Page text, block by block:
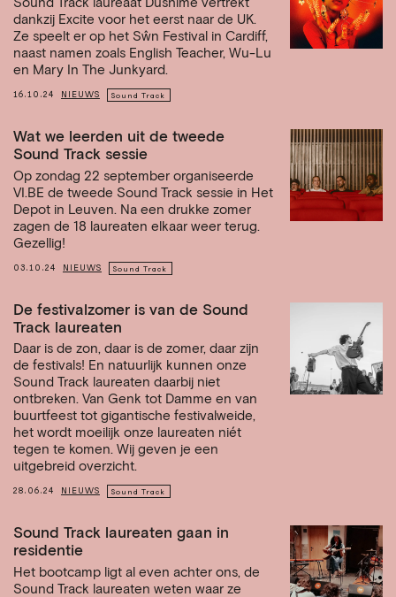
Sound Track laureaat Dushime vertrekt
dankzij Excite voor het eerst naar de UK.
Ze speelt er op het Sŵn Festival in Cardiff,
naast namen zoals English Teacher, Wu-Lu
en Mary In The Junkyard.
16.10.24 NIEUWS Sound Track
Wat we leerden uit de tweede
Sound Track sessie
Op zondag 22 september organiseerde
VI.BE de tweede Sound Track sessie in Het
Depot in Leuven. Na een drukke zomer
zagen de 18 laureaten elkaar weer terug.
Gezellig!
03.10.24 NIEUWS Sound Track
De festivalzomer is van de Sound
Track laureaten
Daar is de zon, daar is de zomer, daar zijn
de festivals! En natuurlijk kunnen onze
Sound Track laureaten daarbij niet
ontbreken. Van Genk tot Damme en van
buurtfeest tot gigantische festivalweide,
het wordt moeilijk onze laureaten niét
tegen te komen. Wij geven je een
uitgebreid overzicht.
28.06.24 NIEUWS Sound Track
Sound Track laureaten gaan in
residentie
Het bootcamp ligt al even achter ons, de
Sound Track laureaten weten waar ze